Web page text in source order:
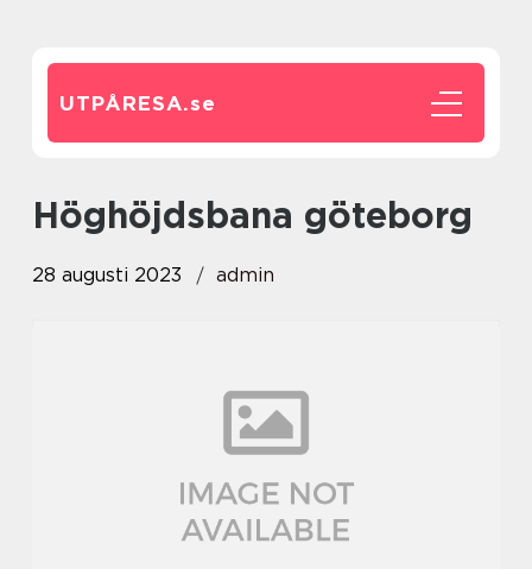
UTPÅRESA.se
höghöjdsbana göteborg
28 augusti 2023 admin